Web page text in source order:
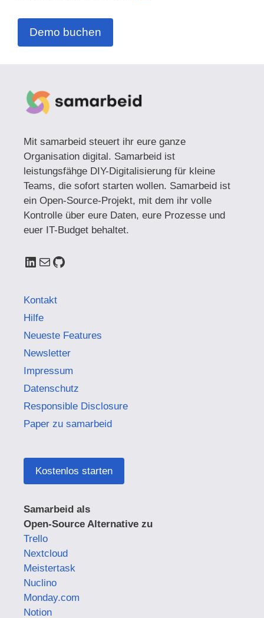
Demo buchen
Mit samarbeid steuert ihr eure ganze
Organisation digital. Samarbeid ist
leistungsfähge DIY-Digitalisierung für kleine
Teams, die sofort starten wollen. Samarbeid ist
ein Open-Source-Projekt, mit dem ihr volle
Kontrolle über eure Daten, eure Prozesse und
euer IT-Budget behaltet.
LinkedIn
E-MailGitHub
Kontakt
Hilfe
Neueste Features
Newsletter
Impressum
Datenschutz
Responsible Disclosure
Paper zu samarbeid
Kostenlos starten
Samarbeid als
Open-Source Alternative zu
Trello
Nextcloud
Meistertask
Nuclino
Monday.com
Notion